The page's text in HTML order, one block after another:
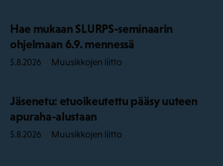
Hae mukaan SLURPS-seminaarin
ohjelmaan 6.9. mennessä
5.8.2026 Muusikkojen liitto
Jäsenetu: etuoikeutettu pääsy uuteen
apuraha-alustaan
5.8.2026 Muusikkojen liitto